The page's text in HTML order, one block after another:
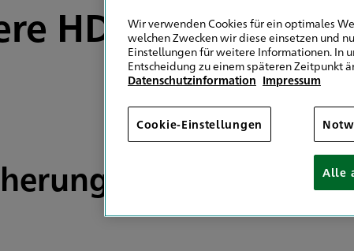
HDI Agentur in
Lech &
mit Weitblick
Wir verwenden Cookies für ein optimales
welchen Zwecken wir diese einsetzen und
Einstellungen für weitere Informationen. In
Entscheidung zu einem späteren Zeitpunkt
Datenschutzinformation Impressum
Cookie-Einstellungen
Alle